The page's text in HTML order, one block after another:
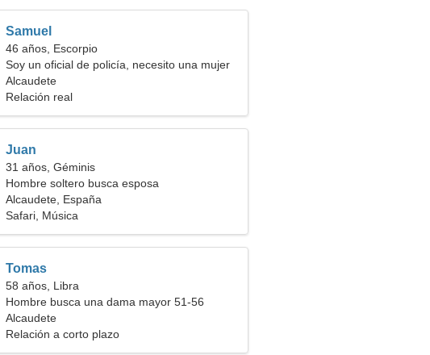
Samuel
46 años, Escorpio
Soy un oficial de policía, necesito una mujer
tímida
Alcaudete
Relación real
Juan
31 años, Géminis
Hombre soltero busca esposa
Alcaudete, España
Safari, Música
Tomas
58 años, Libra
Hombre busca una dama mayor 51-56
Alcaudete
Relación a corto plazo